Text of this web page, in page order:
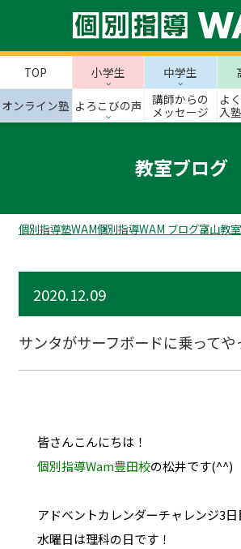
TOP 小学生 中学生
オンライン塾 よろこびの声
講師からの
メッセージ
よ
入
教室ブログ
個別指導塾WAM個別指導WAM ブログ富山教室
2020.12.09
サンタがサーフボードに乗ってや
皆さんこんにちは！
個別指導Wam豊田校の松井です(^^)
アドベントカレンダーチャレンジ3日
水曜日は理科の日です！